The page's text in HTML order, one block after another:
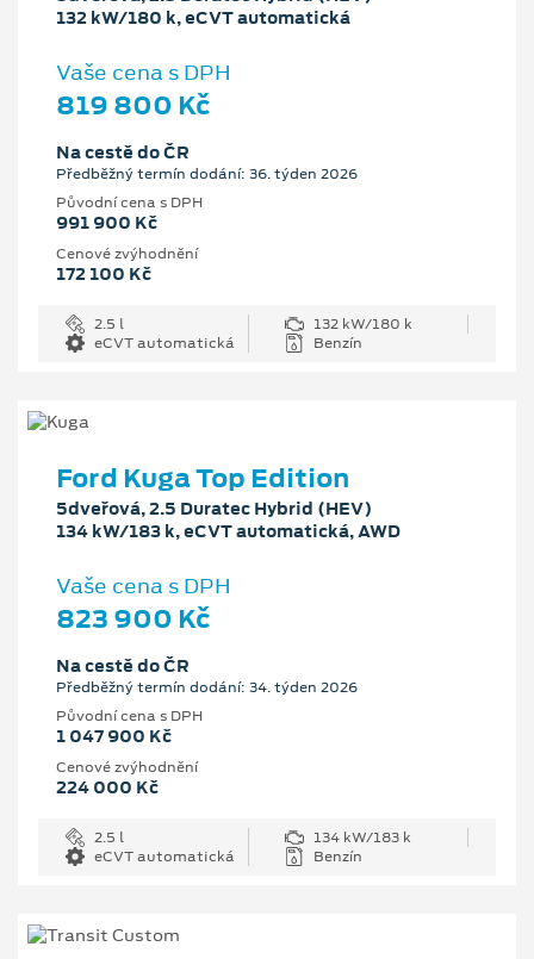
132 kW/180 k, eCVT automatická
Vaše cena s DPH
819 800 Kč
Na cestě do ČR
Předběžný termín dodání: 36. týden 2026
Původní cena s DPH
991 900 Kč
Cenové zvýhodnění
172 100 Kč
2.5 l
132 kW/180 k
eCVT automatická
Benzín
Ford Kuga Top Edition
5dveřová, 2.5 Duratec Hybrid (HEV)
134 kW/183 k, eCVT automatická, AWD
Vaše cena s DPH
823 900 Kč
Na cestě do ČR
Předběžný termín dodání: 34. týden 2026
Původní cena s DPH
1 047 900 Kč
Cenové zvýhodnění
224 000 Kč
2.5 l
134 kW/183 k
eCVT automatická
Benzín